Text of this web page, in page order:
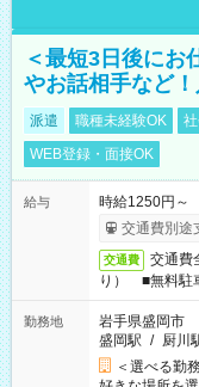
＜最短3日後にお
やお話相手など
派遣 職種未経験OK
WEB登録・面接OK
給与
時給1250円～
交通費別途
交通費
交通費
り） ■無料駐
勤務地
岩手県盛岡市
盛岡駅 / 厨川
＜選べる勤